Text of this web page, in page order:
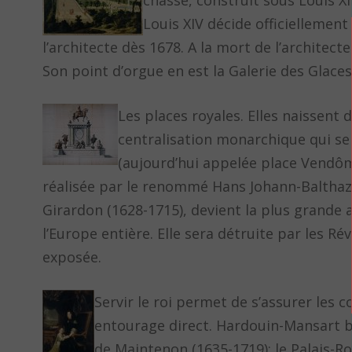
Louis XIV décide
l’architecte dès 1678. A la mort de
Son point d’orgue en est la Galerie des
Les places royales. Elles naissent
centralisation monarchique qui
(aujourd’hui appelée place
réalisée par le renommé Hans Johann-
Girardon (1628-1715), devient la plus
l’Europe entière. Elle sera détruite par les
exposée.
Servir le roi permet de s’assurer les
entourage direct. Hardouin-Mansart